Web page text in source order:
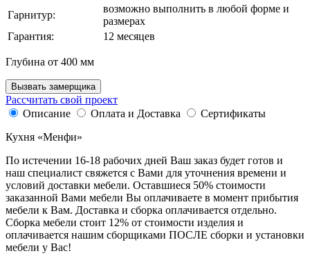
Гарнитур:
возможно выполнить в любой форме и
размерах
Гарантия:
12 месяцев
Глубина от 400 мм
Вызвать замерщика
Рассчитать свой проект
Описание
Оплата и Доставка
Сертификаты
Кухня «Менфи»
По истечении 16-18 рабочих дней Ваш заказ будет готов и
наш специалист свяжется с Вами для уточнения времени и
условий доставки мебели. Оставшиеся 50% стоимости
заказанной Вами мебели Вы оплачиваете в момент прибытия
мебели к Вам. Доставка и сборка оплачивается отдельно.
Сборка мебели стоит 12% от стоимости изделия и
оплачивается нашим сборщиками ПОСЛЕ сборки и установки
мебели у Вас!